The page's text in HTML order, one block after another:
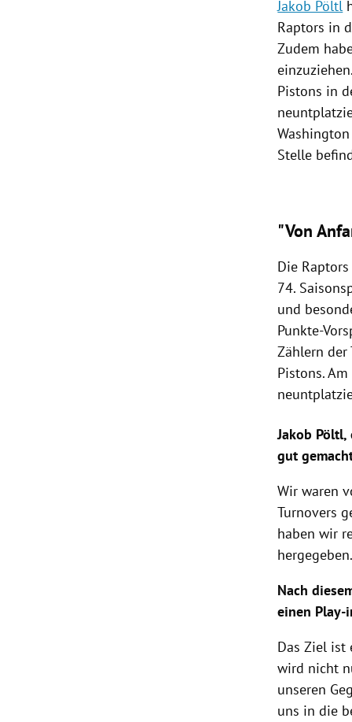
Jakob Pöltl
Raptors in
Zudem
Pistons in
Stelle
"Von
Die
74.
und
Punkte-
Zählern der
Pistons.
Jakob
gut
Wir waren
Turnovers
haben wir
Nach
einen Play-
Das Ziel ist
wird nicht
unseren
uns in die